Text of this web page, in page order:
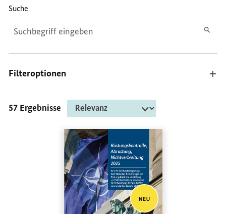
Suche
Filteroptionen
57 Ergebnisse